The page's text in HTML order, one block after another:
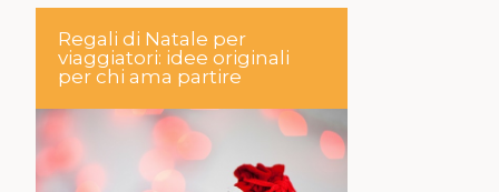
Regali di Natale per
viaggiatori: idee originali
per chi ama partire